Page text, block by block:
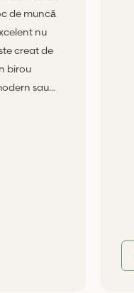
de muncă
nu
creat de
birou
sau...